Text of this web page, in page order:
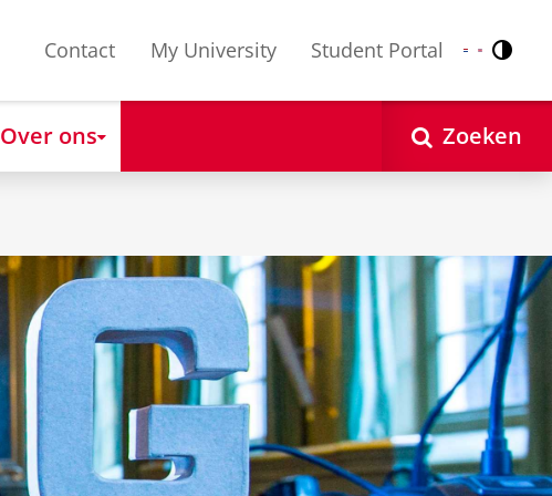
Contact My University Student Portal Nederlands
English
Over ons Zoeken